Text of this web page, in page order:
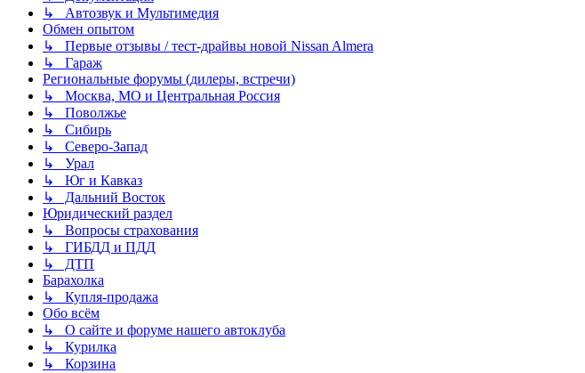
↳ Автозвук и Мультимедия
Обмен опытом
↳ Первые отзывы / тест-драйвы новой Nissan Almera
↳ Гараж
Региональные форумы (дилеры, встречи)
↳ Москва, МО и Центральная Россия
↳ Поволжье
↳ Сибирь
↳ Северо-Запад
↳ Урал
↳ Юг и Кавказ
↳ Дальний Восток
Юридический раздел
↳ Вопросы страхования
↳ ГИБДД и ПДД
↳ ДТП
Барахолка
↳ Купля-продажа
Обо всём
↳ О сайте и форуме нашего автоклуба
↳ Курилка
↳ Корзина